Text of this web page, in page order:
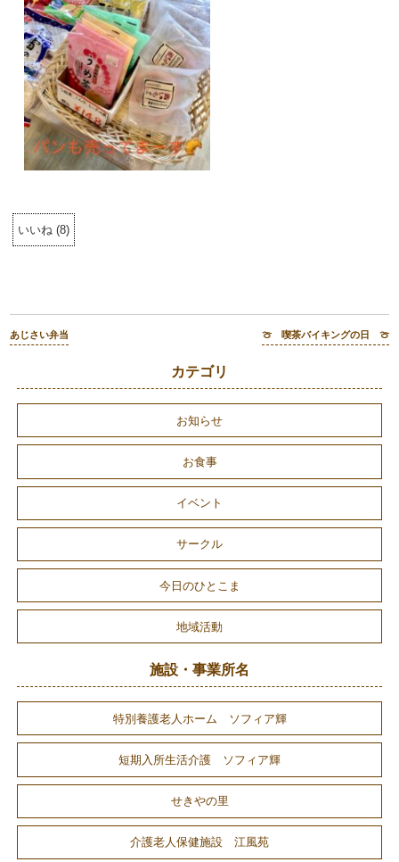
いいね (8)
あじさい弁当 🍈 喫茶バイキングの日 🍈
カテゴリ
お知らせ
お食事
イベント
サークル
今日のひとこま
地域活動
施設・事業所名
特別養護老人ホーム ソフィア輝
短期入所生活介護 ソフィア輝
せきやの里
介護老人保健施設 江風苑